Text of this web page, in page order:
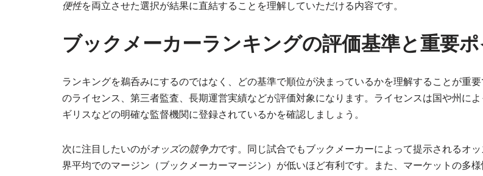
便性を両立させた選択が結果に直結することを理解していただける内容です。
ブックメーカーランキングの評価基準と重要ポ
ランキングを鵜呑みにするのではなく、どの基準で順位が決まっているかを理解することが重
のライセンス、第三者監査、長期運営実績などが評価対象になります。ライセンスは国や州に
ギリスなどの明確な監督機関に登録されているかを確認しましょう。
次に注目したいのがオッズの競争力です。同じ試合でもブックメーカーによって提示されるオ
界平均でのマージン（ブックメーカーマージン）が低いほど有利です。また、マーケットの多